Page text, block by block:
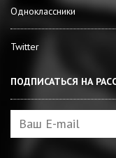
Одноклассники
Twitter
ПОДПИСАТЬСЯ НА